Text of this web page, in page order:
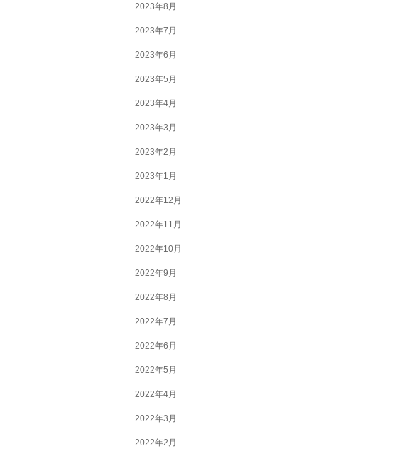
2023年8月
2023年7月
2023年6月
2023年5月
2023年4月
2023年3月
2023年2月
2023年1月
2022年12月
2022年11月
2022年10月
2022年9月
2022年8月
2022年7月
2022年6月
2022年5月
2022年4月
2022年3月
2022年2月